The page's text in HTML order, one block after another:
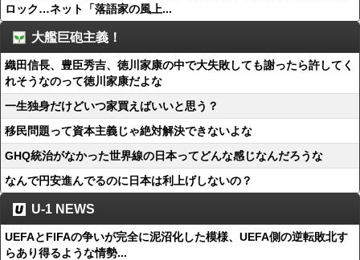
ロック…ネット「落語家の風上...
大艦巨砲主義！
織田信長、豊臣秀吉、徳川家康の中で大失敗しても謝ったら許してく
れそうなのって徳川家康だよな
一生独身だけどいつ家買えばいいと思う？
移民問題って資本主義じゃ絶対解決できないよな
GHQ統治がなかった世界線の日本ってどんな感じなんだろうな
なんで円安進んでるのに日本は利上げしないの？
U-1 NEWS
UEFAとFIFAの争いが完全に泥沼化した模様、UEFA側の逆転敗北す
らあり得るような情勢...